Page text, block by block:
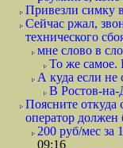
Привезли симку
Сейчас ржал,
технического
мне слово в
То же самое.
А куда если не
В Ростов-
Поясните откуда
оператор
200 руб/мес
09:16